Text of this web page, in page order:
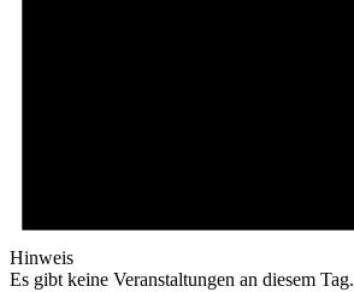
Hinweis
Es gibt keine Veranstaltungen an diesem Tag.